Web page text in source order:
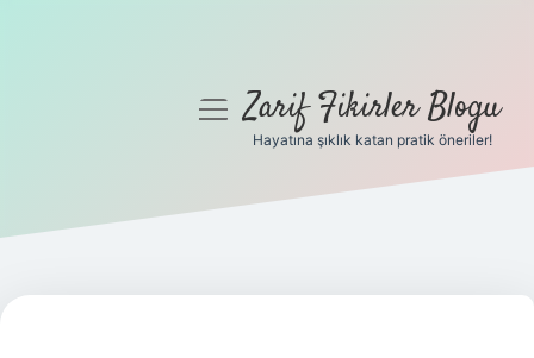
Gizlilik Politikası
Yasal Uyarı
menüyüZarif Fikirler Blogu
Hayatına şıklık katan pratik öneriler!